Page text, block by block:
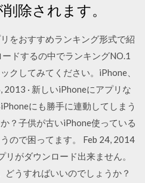
除されます。
をおすすめランキング形式で紹
ドするの中でランキングNO.1
クしてみてください。iPhone、
· 新しいiPhoneにアプリな
にも勝手に連動してしまう
？子供が古いiPhone使っている
ので困ってます。 Feb 24, 2014
リがダウンロード出来ません。
うすればいいのでしょうか？